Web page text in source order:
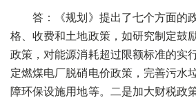
答：《规划》提出了七个方面的
格、收费和土地政策，如研究制定鼓
政策，对能源消耗超过限额标准的实
定燃煤电厂脱硝电价政策，完善污水
障环保设施用地等。二是加大财税政